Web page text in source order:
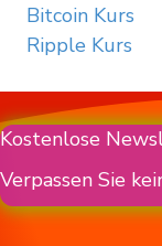
Bitcoin Kurs
Ripple Kurs
Kostenlose
Verpassen Sie